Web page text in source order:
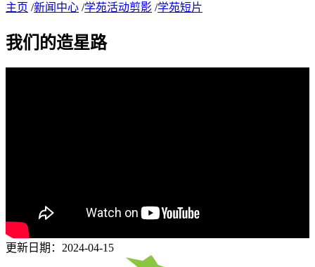
主页 /新闻中心 /学苑活动剪影 /学苑短片
我们的造星路
更新日期：2024-04-15